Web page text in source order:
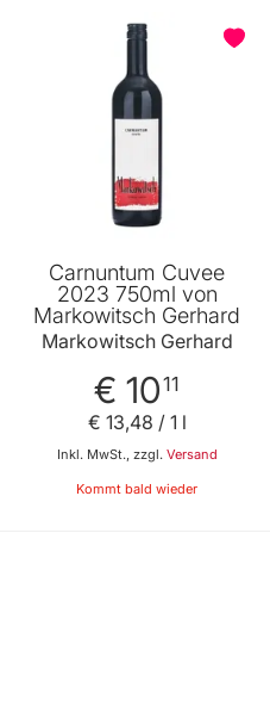
Carnuntum Cuvee
2023 750ml von
Markowitsch Gerhard
Markowitsch Gerhard
€ 1011
Inkl. MwSt., zzgl. Versand
€ 13,48 / 1 l
Kommt bald wieder